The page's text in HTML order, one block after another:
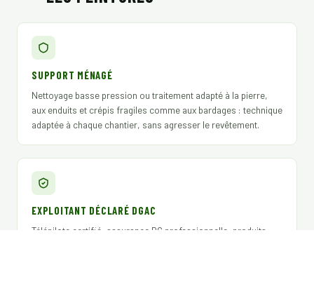
SUPPORT MÉNAGÉ
Nettoyage basse pression ou traitement adapté à la pierre,
aux enduits et crépis fragiles comme aux bardages : technique
adaptée à chaque chantier, sans agresser le revêtement.
EXPLOITANT DÉCLARÉ DGAC
Télépilote certifié, assurance RC professionnelle, produits